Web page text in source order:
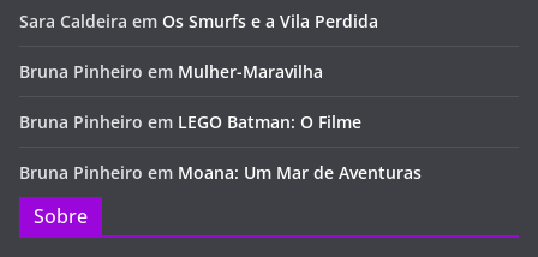
Sara Caldeira em Os Smurfs e a Vila Perdida
Bruna Pinheiro em Mulher-Maravilha
Bruna Pinheiro em LEGO Batman: O Filme
Bruna Pinheiro em Moana: Um Mar de Aventuras
Sobre